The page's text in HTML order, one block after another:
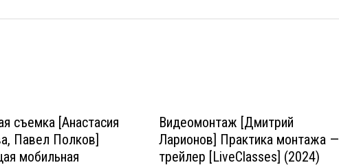
съемка [Анастасия
Павел Полков]
мобильная
Видеомонтаж [Дмитрий
Ларионов] Практика монтажа —
трейлер [LiveClasses] (2024)